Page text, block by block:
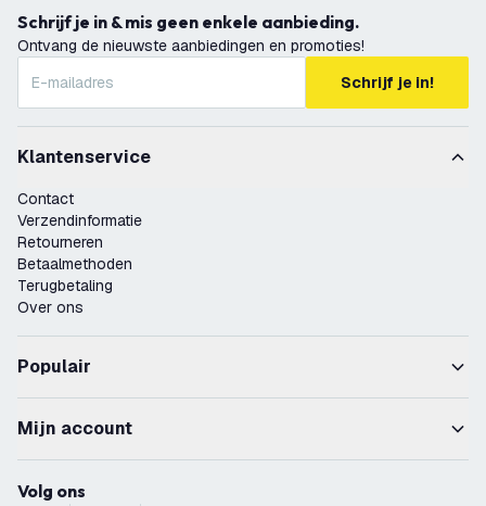
Schrijf je in & mis geen enkele aanbieding.
Ontvang de nieuwste aanbiedingen en promoties!
Schrijf je in!
Klantenservice
Contact
Verzendinformatie
Retourneren
Betaalmethoden
Terugbetaling
Over ons
Populair
Mijn account
Volg ons